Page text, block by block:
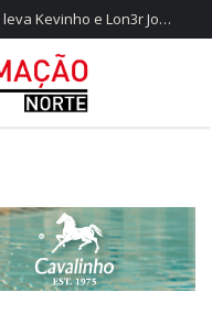
Festival da Juventude de Barcelos leva Kevinho e Lon3r Johny à Frente Ribeirinha